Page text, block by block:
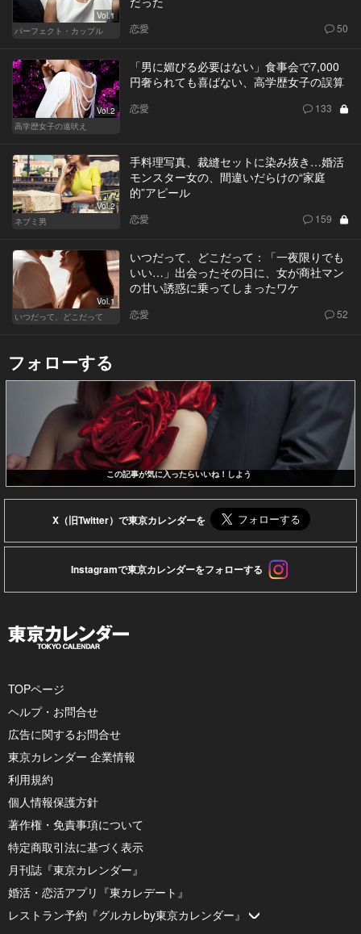
Vol.1
パーフェクト・カップル
恋愛 50
Vol.2
高学歴女子の遠吠え
「男に媚びる必要はない」食事会で7,000
円奢られても喜ばない、高学歴女子の誤算
恋愛 133
Vol.2
ネブミ男
手料理写真、裁縫セットに染み抜き…婚活
モンスター女の、間違いだらけの“家庭
的”アピール
恋愛 159
Vol.1
いつだって、どこだって
いつだって、どこだって：「一夜限りでも
いい…」出会ったその日に、女が商社マン
の甘い誘惑に乗ってしまったワケ
恋愛 52
フォローする
この記事が気に入ったらいいね！しよう
X（旧Twitter）で東京カレンダーを
Instagramで東京カレンダーをフォローする
TOPページ
ヘルプ・お問合せ
広告に関するお問合せ
東京カレンダー 企業情報
利用規約
個人情報保護方針
著作権・免責事項について
特定商取引法に基づく表示
月刊誌『東京カレンダー』
婚活・恋活アプリ『東カレデート』
レストラン予約『グルカレby東京カレンダー』